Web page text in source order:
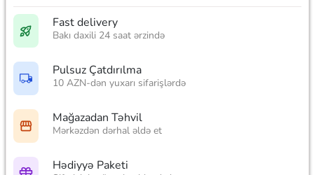
Fast delivery
Bakı daxili 24 saat ərzində
Pulsuz Çatdırılma
10 AZN-dən yuxarı sifarişlərdə
Mağazadan Təhvil
Mərkəzdən dərhal əldə et
Hədiyyə Paketi